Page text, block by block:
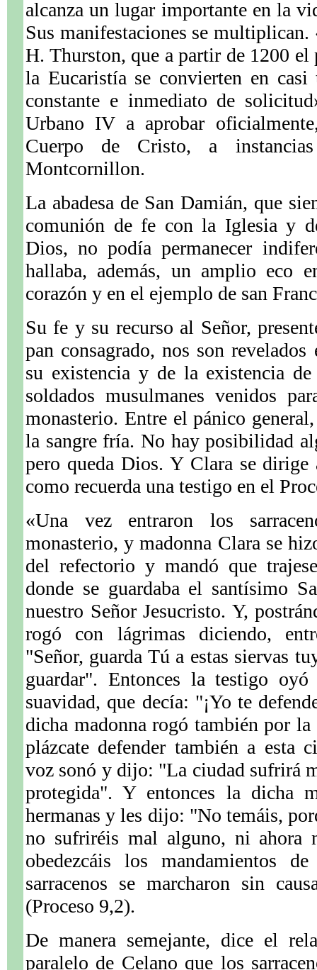
alcanza un lugar importante en la
Sus manifestaciones se multiplican.
H. Thurston, que a partir de 1200
la Eucaristía se convierten en
constante e inmediato de
Urbano IV a aprobar
Cuerpo de Cristo, a
Montcornillon.
La abadesa de San Damián, que
comunión de fe con la Iglesia y
Dios, no podía permanecer
hallaba, además, un amplio eco
corazón y en el ejemplo de san
Su fe y su recurso al Señor,
pan consagrado, nos son
su existencia y de la existencia
soldados musulmanes venidos
monasterio. Entre el pánico
la sangre fría. No hay posibilidad
pero queda Dios. Y Clara se
como recuerda una testigo en el
«Una vez entraron los
monasterio, y madonna Clara se
del refectorio y mandó que
donde se guardaba el santísimo
nuestro Señor Jesucristo. Y,
rogó con lágrimas diciendo,
"Señor, guarda Tú a estas siervas
guardar". Entonces la testigo
suavidad, que decía: "¡Yo te
dicha madonna rogó también por
plázcate defender también a esta
voz sonó y dijo: "La ciudad sufrirá
protegida". Y entonces la dicha
hermanas y les dijo: "No temáis,
no sufriréis mal alguno, ni ahora
obedezcáis los mandamientos
sarracenos se marcharon sin
(Proceso 9,2).
De manera semejante, dice el
paralelo de Celano que los